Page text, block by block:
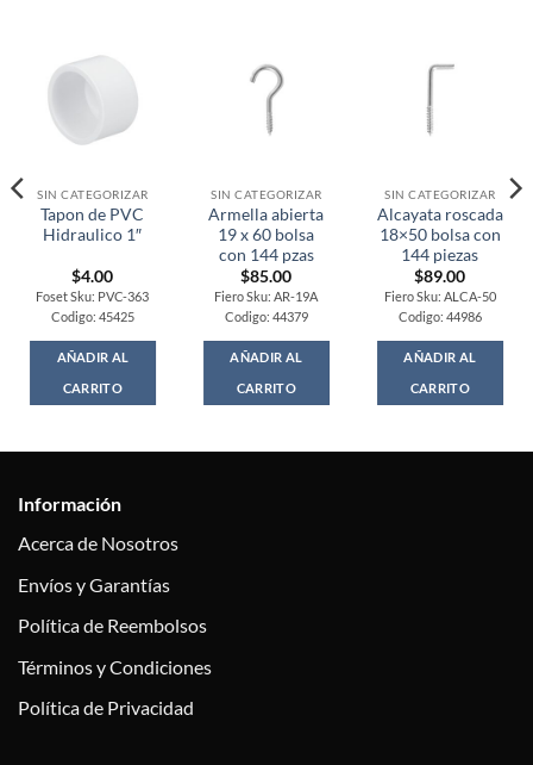
SIN CATEGORIZAR
Tapon de PVC
Hidraulico 1″
$4.00
Foset Sku: PVC-363
Codigo: 45425
AÑADIR AL
CARRITO
SIN CATEGORIZAR
Armella abierta
19 x 60 bolsa
con 144 pzas
$85.00
Fiero Sku: AR-19A
Codigo: 44379
AÑADIR AL
CARRITO
SIN CATEGORIZAR
Alcayata roscada
18×50 bolsa con
144 piezas
$89.00
Fiero Sku: ALCA-50
Codigo: 44986
AÑADIR AL
CARRITO
Información
Acerca de Nosotros
Envíos y Garantías
Política de Reembolsos
Términos y Condiciones
Política de Privacidad